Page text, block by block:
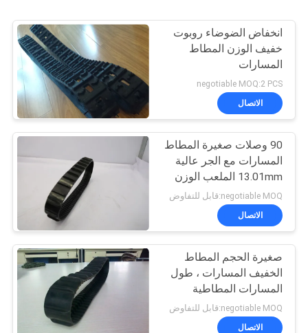
انخفاض الضوضاء روبوت
خفيف الوزن المطاط
المسارات
negotiable MOQ:2 PCS
الاتصال
90 وصلات صغيرة المطاط
المسارات مع الجر عالية
13.01mm الملعب الوزن
1.6kg
negotiable MOQ:قابل للتفاوض
الاتصال
صغيرة الحجم المطاط
الخفيف المسارات ، طول
المسارات المطاطية
البسيطة 1000 مم
negotiable MOQ:قابل للتفاوض
الاتصال